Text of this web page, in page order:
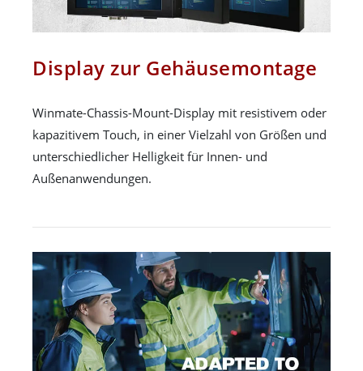
Display zur Gehäusemontage
Winmate-Chassis-Mount-Display mit resistivem oder
kapazitivem Touch, in einer Vielzahl von Größen und
unterschiedlicher Helligkeit für Innen- und
Außenanwendungen.